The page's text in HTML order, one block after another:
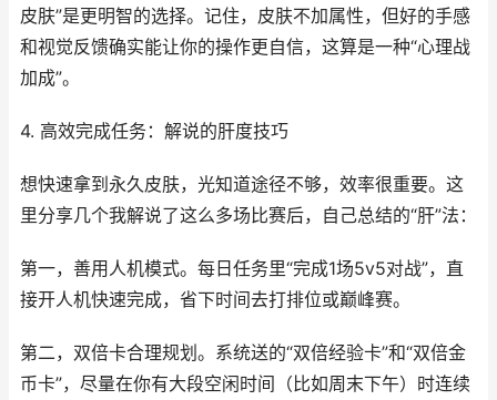
皮肤”是更明智的选择。记住，皮肤不加属性，但好的手感
和视觉反馈确实能让你的操作更自信，这算是一种“心理战
加成”。
4. 高效完成任务：解说的肝度技巧
想快速拿到永久皮肤，光知道途径不够，效率很重要。这
里分享几个我解说了这么多场比赛后，自己总结的“肝”法：
第一，善用人机模式。每日任务里“完成1场5v5对战”，直
接开人机快速完成，省下时间去打排位或巅峰赛。
第二，双倍卡合理规划。系统送的“双倍经验卡”和“双倍金
币卡”，尽量在你有大段空闲时间（比如周末下午）时连续